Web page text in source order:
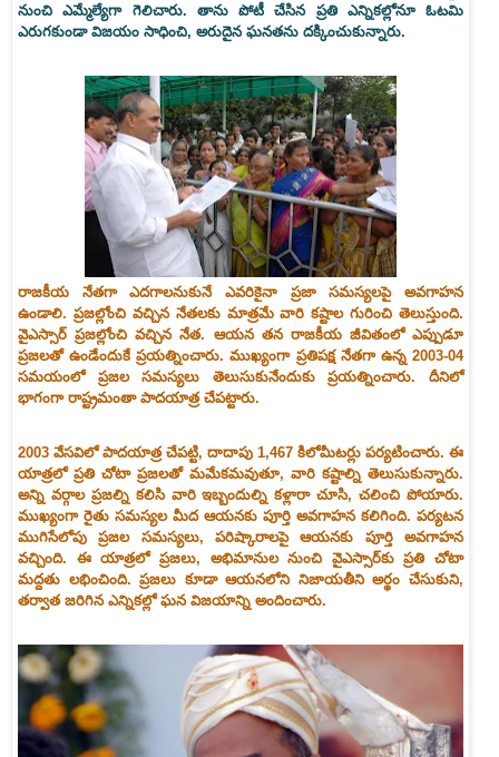
నుంచి ఎమ్మేల్యేగా గెలిచారు. తాను పోటీ చేసిన ప్రతి ఎన్నికల్లోనూ ఓటమి
ఎరుగకుండా విజయం సాధించి, అరుదైన ఘనతను దక్కించుకున్నారు.
రాజకీయ నేతగా ఎదగాలనుకునే ఎవరికైనా ప్రజా సమస్యలపై అవగాహన
ఉండాలి. ప్రజల్లోంచి వచ్చిన నేతలకు మాత్రమే వారి కష్టాల గురించి తెలుస్తుంది.
వైఎస్సార్‌ ప్రజల్లోంచి వచ్చిన నేత. ఆయన తన రాజకీయ జీవితంలో ఎప్పుడూ
ప్రజలతో ఉండేందుకే ప్రయత్నించారు. ముఖ్యంగా ప్రతిపక్ష నేతగా ఉన్న 2003-04
సమయంలో ప్రజల సమస్యలు తెలుసుకునేందుకు ప్రయత్నించారు. దీనిలో
భాగంగా రాష్ట్రమంతా పాదయాత్ర చేపట్టారు.
2003 వేసవిలో పాదయాత్ర చేపట్టి, దాదాపు 1,467 కిలోమీటర్లు పర్యటించారు. ఈ
యాత్రలో ప్రతి చోటా ప్రజలతో మమేకమవుతూ, వారి కష్టాల్ని తెలుసుకున్నారు.
అన్ని వర్గాల ప్రజల్ని కలిసి వారి ఇబ్బందుల్ని కళ్లారా చూసి, చలించి పోయారు.
ముఖ్యంగా రైతు సమస్యల మీద ఆయనకు పూర్తి అవగాహన కలిగింది. పర్యటన
ముగిసేలోపు ప్రజల సమస్యలు, పరిష్కారాలపై ఆయనకు పూర్తి అవగాహన
వచ్చింది. ఈ యాత్రలో ప్రజలు, అభిమానుల నుంచి వైఎస్సార్‌కు ప్రతి చోటా
మద్దతు లభించింది. ప్రజలు కూడా ఆయనలోని నిజాయతీని అర్థం చేసుకుని,
తర్వాత జరిగిన ఎన్నికల్లో ఘన విజయాన్ని అందించారు.